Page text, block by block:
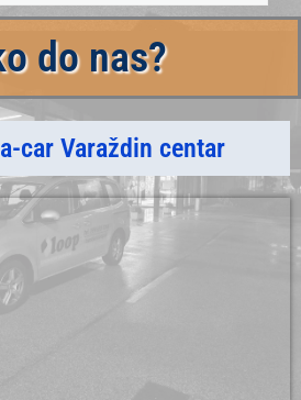
do nas?
car Varaždin centar